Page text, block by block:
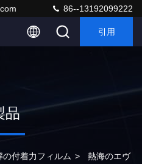
86--13192099222
引用
品
の付着力フィルム > 熱海のエヴ